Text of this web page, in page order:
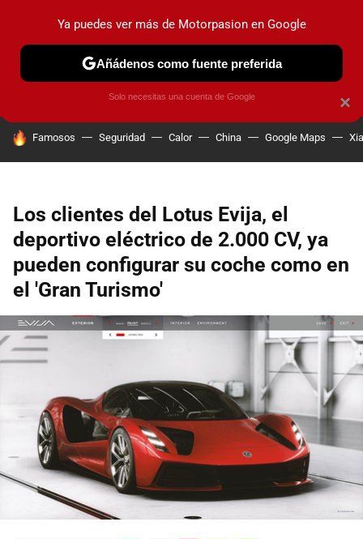
PRUEBAS COCHES ELÉCTRICOS OBSERVATORIO
HOY SE HABLA DE
Famosos Seguridad Calor China Google Maps
Los clientes del Lotus Evija, el
deportivo eléctrico de 2.000 CV, ya
pueden configurar su coche como en
el 'Gran Turismo'
×
Ya puedes ver más de Motorpasion en Google
Añádenos como fuente preferida
Solo necesitas una cuenta de Google